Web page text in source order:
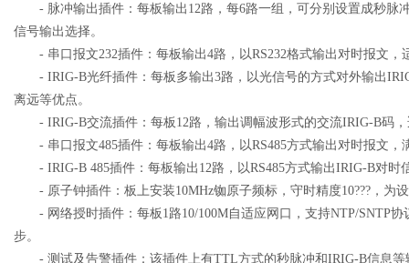
- 脉冲输出插件：每板输出12路，每6路一组，可分别设置成秒脉
信号输出选择。
- 串口报文232插件：每板输出4路，以RS232格式输出对时报文，
- IRIG-B光纤插件：每板多输出3路，以光信号的方式对外输出
离远等优点。
- IRIG-B交流插件：每板12路，输出调幅波形式的交流IRIG-B码，
- 串口报文485插件：每板输出4路，以RS485方式输出对时报文，
- IRIG-B 485插件：每板输出12路，以RS485方式输出IRIG-B对时
- 原子钟插件：板上安装10MHz铷原子频标，守时精度10???，为
- 网络授时插件：每板1路10/100M自适应网口，支持NTP/SNTP协
步。
- 测试及告警插件：该插件上有TTL方式的秒脉冲和IRIG-B信息等